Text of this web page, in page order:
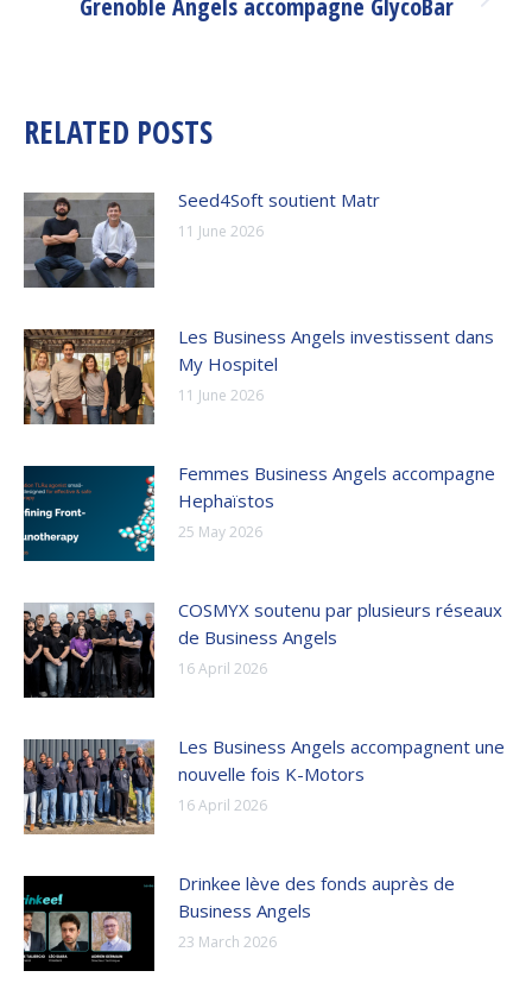
RELATED POSTS
Seed4Soft soutient Matr
11 June 2026
Les Business Angels investissent dans
My Hospitel
11 June 2026
Femmes Business Angels accompagne
Hephaïstos
25 May 2026
COSMYX soutenu par plusieurs réseaux
de Business Angels
16 April 2026
Les Business Angels accompagnent une
nouvelle fois K-Motors
16 April 2026
Drinkee lève des fonds auprès de
Business Angels
23 March 2026